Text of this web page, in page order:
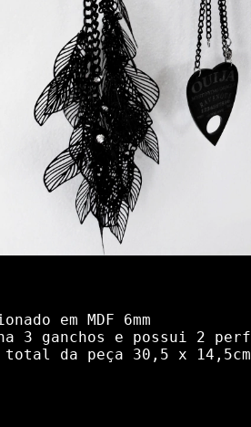
em MDF 6mm
3 ganchos e possui 2
total da peça 30,5 x 14,5cm